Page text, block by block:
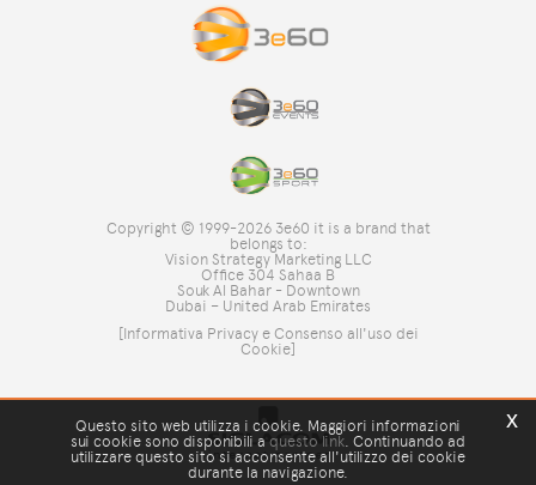
Copyright © 1999-2026 3e60 it is a brand that
belongs to:
Vision Strategy Marketing LLC
Office 304 Sahaa B
Souk Al Bahar - Downtown
Dubai – United Arab Emirates
[Informativa Privacy e Consenso all'uso dei
Cookie]
x
Questo sito web utilizza i cookie. Maggiori informazioni
sui cookie sono disponibili a questo link. Continuando ad
utilizzare questo sito si acconsente all'utilizzo dei cookie
durante la navigazione.